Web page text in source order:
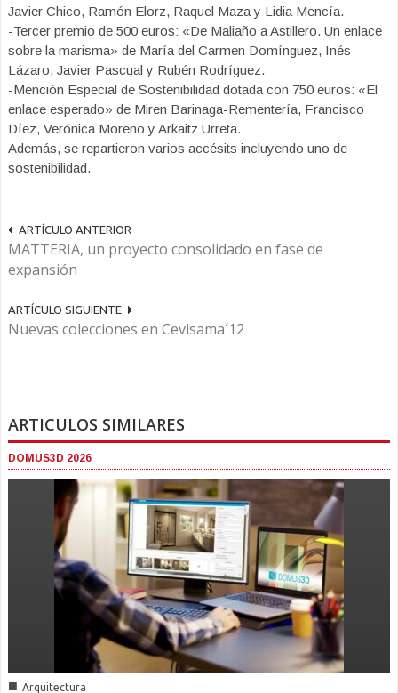
Javier Chico, Ramón Elorz, Raquel Maza y Lidia Mencía.
-Tercer premio de 500 euros: «De Maliaño a Astillero. Un enlace
sobre la marisma» de María del Carmen Domínguez, Inés
Lázaro, Javier Pascual y Rubén Rodríguez.
-Mención Especial de Sostenibilidad dotada con 750 euros: «El
enlace esperado» de Miren Barinaga-Rementería, Francisco
Díez, Verónica Moreno y Arkaitz Urreta.
Además, se repartieron varios accésits incluyendo uno de
sostenibilidad.
ARTÍCULO ANTERIOR
MATTERIA, un proyecto consolidado en fase de
expansión
ARTÍCULO SIGUIENTE
Nuevas colecciones en Cevisama´12
ARTICULOS SIMILARES
DOMUS3D 2026
■ Arquitectura